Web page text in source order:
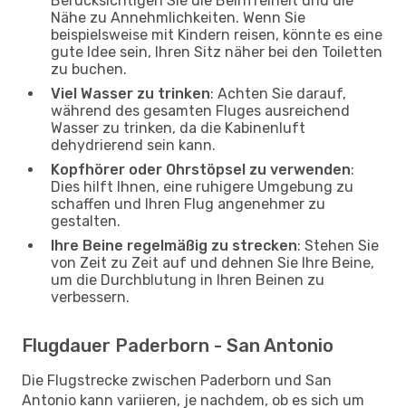
Nähe zu Annehmlichkeiten. Wenn Sie
beispielsweise mit Kindern reisen, könnte es eine
gute Idee sein, Ihren Sitz näher bei den Toiletten
zu buchen.
Viel Wasser zu trinken: Achten Sie darauf,
während des gesamten Fluges ausreichend
Wasser zu trinken, da die Kabinenluft
dehydrierend sein kann.
Kopfhörer oder Ohrstöpsel zu verwenden:
Dies hilft Ihnen, eine ruhigere Umgebung zu
schaffen und Ihren Flug angenehmer zu
gestalten.
Ihre Beine regelmäßig zu strecken: Stehen Sie
von Zeit zu Zeit auf und dehnen Sie Ihre Beine,
um die Durchblutung in Ihren Beinen zu
verbessern.
Flugdauer Paderborn - San Antonio
Die Flugstrecke zwischen Paderborn und San
Antonio kann variieren, je nachdem, ob es sich um